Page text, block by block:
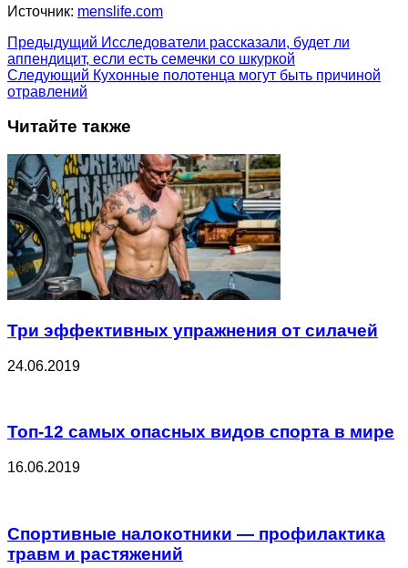
Источник: menslife.com
Предыдущий Исследователи рассказали, будет ли
аппендицит, если есть семечки со шкуркой
Следующий Кухонные полотенца могут быть причиной
отравлений
Читайте также
Три эффективных упражнения от силачей
24.06.2019
Топ-12 самых опасных видов спорта в мире
16.06.2019
Спортивные налокотники — профилактика
травм и растяжений